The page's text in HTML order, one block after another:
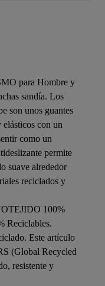
para Hombre y
sandía. Los
son unos guantes
con un
como un
permite
suave alrededor
reciclados y
100%
Reciclables.
Este artículo
(Global Recycled
resistente y